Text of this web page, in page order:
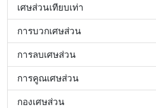
เศษส่วนเทียบเท่า
การบวกเศษส่วน
การลบเศษส่วน
การคูณเศษส่วน
กองเศษส่วน